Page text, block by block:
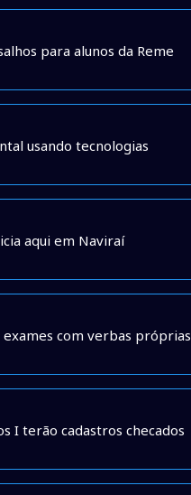
para alunos da Reme
usando tecnologias
aqui em Naviraí
com verbas próprias
I terão cadastros checados